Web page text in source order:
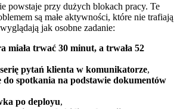
powstaje przy dużych blokach pracy. Te
są małe aktywności, które nie trafiają
jak osobne zadanie:
miała trwać 30 minut, a trwała 52
pytań klienta w komunikatorze,
do spotkania na podstawie dokumentów
po deployu,